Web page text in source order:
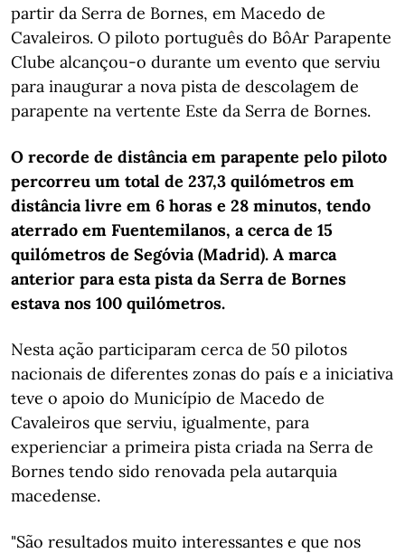
partir da Serra de Bornes, em Macedo de
Cavaleiros. O piloto português do BôAr Parapente
Clube alcançou-o durante um evento que serviu
para inaugurar a nova pista de descolagem de
parapente na vertente Este da Serra de Bornes.
O recorde de distância em parapente pelo piloto
percorreu um total de 237,3 quilómetros em
distância livre em 6 horas e 28 minutos, tendo
aterrado em Fuentemilanos, a cerca de 15
quilómetros de Segóvia (Madrid). A marca
anterior para esta pista da Serra de Bornes
estava nos 100 quilómetros.
Nesta ação participaram cerca de 50 pilotos
nacionais de diferentes zonas do país e a iniciativa
teve o apoio do Município de Macedo de
Cavaleiros que serviu, igualmente, para
experienciar a primeira pista criada na Serra de
Bornes tendo sido renovada pela autarquia
macedense.
"São resultados muito interessantes e que nos